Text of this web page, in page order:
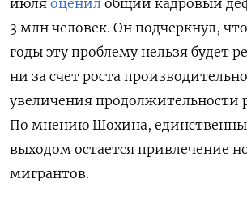
3 млн человек. Он подчеркнул,
годы эту проблему нельзя будет
ни за счет роста
увеличения продолжительности
По мнению Шохина,
выходом остается привлечение
мигрантов.